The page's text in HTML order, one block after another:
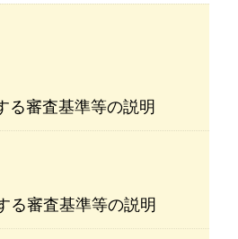
る審査基準等の説明
る審査基準等の説明